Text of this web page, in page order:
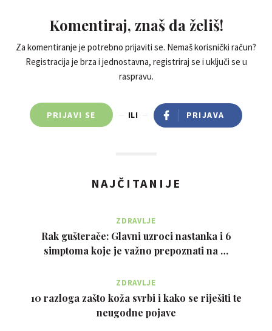
Komentiraj, znaš da želiš!
Za komentiranje je potrebno prijaviti se. Nemaš korisnički račun?
Registracija je brza i jednostavna, registriraj se i uključi se u
raspravu.
PRIJAVI SE ILI PRIJAVA
NAJČITANIJE
ZDRAVLJE
Rak gušterače: Glavni uzroci nastanka i 6
simptoma koje je važno prepoznati na …
ZDRAVLJE
10 razloga zašto koža svrbi i kako se riješiti te
neugodne pojave